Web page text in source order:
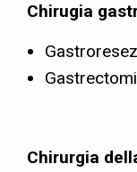
Chirugia
Chirurgia